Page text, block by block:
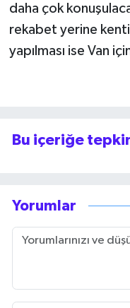
daha çok
rekabet yerine
yapılması ise Van
Bu içeriğe
Yorumlar